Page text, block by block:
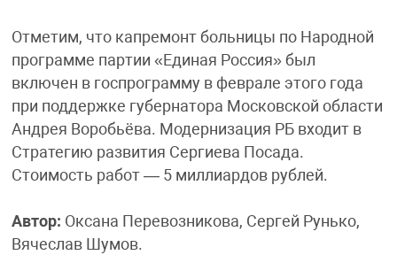
Отметим, что капремонт больницы по Народной
программе партии «Единая Россия» был
включен в госпрограмму в феврале этого года
при поддержке губернатора Московской области
Андрея Воробьёва. Модернизация РБ входит в
Стратегию развития Сергиева Посада.
Стоимость работ — 5 миллиардов рублей.
Автор: Оксана Перевозникова, Сергей Рунько,
Вячеслав Шумов.